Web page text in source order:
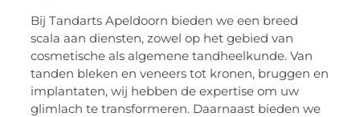
Bij Tandarts Apeldoorn bieden we een breed
scala aan diensten, zowel op het gebied van
cosmetische als algemene tandheelkunde. Van
tanden bleken en veneers tot kronen, bruggen en
implantaten, wij hebben de expertise om uw
glimlach te transformeren. Daarnaast bieden we